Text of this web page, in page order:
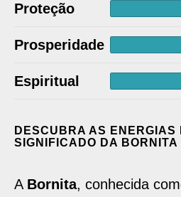
Proteção
Prosperidade
Espiritual
DESCUBRA AS ENERGIAS
SIGNIFICADO DA BORNITA
A Bornita, conhecida